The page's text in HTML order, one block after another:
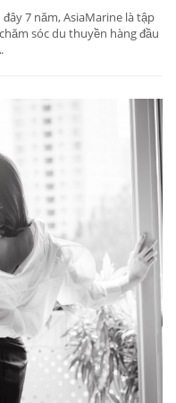
7 năm, AsiaMarine là tập
sóc du thuyền hàng đầu